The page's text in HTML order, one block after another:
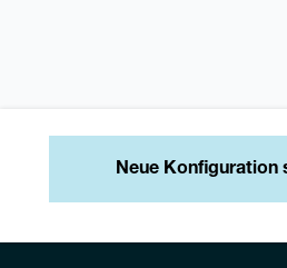
Neue Konfiguration